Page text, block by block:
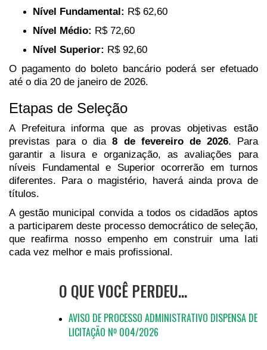
Nível Fundamental: R$ 62,60
Nível Médio: R$ 72,60
Nível Superior: R$ 92,60
O pagamento do boleto bancário poderá ser efetuado
até o dia 20 de janeiro de 2026.
Etapas de Seleção
A Prefeitura informa que as provas objetivas estão
previstas para o dia8 de fevereiro de 2026. Para
garantir a lisura e organização, as avaliações para
níveis Fundamental e Superior ocorrerão em turnos
diferentes. Para o magistério, haverá ainda prova de
títulos.
A gestão municipal convida a todos os cidadãos aptos
a participarem deste processo democrático de seleção,
que reafirma nosso empenho em construir uma Iati
cada vez melhor e mais profissional.
O QUE VOCÊ PERDEU…
AVISO DE PROCESSO ADMINISTRATIVO DISPENSA DE
LICITAÇÃO Nº 004/2026